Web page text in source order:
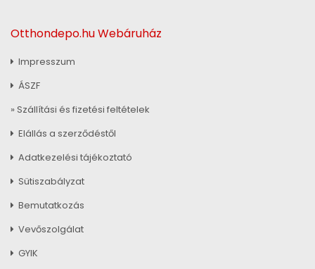
Otthondepo.hu Webáruház
Impresszum
ÁSZF
» Szállítási és fizetési feltételek
Elállás a szerződéstől
Adatkezelési tájékoztató
Sütiszabályzat
Bemutatkozás
Vevőszolgálat
GYIK